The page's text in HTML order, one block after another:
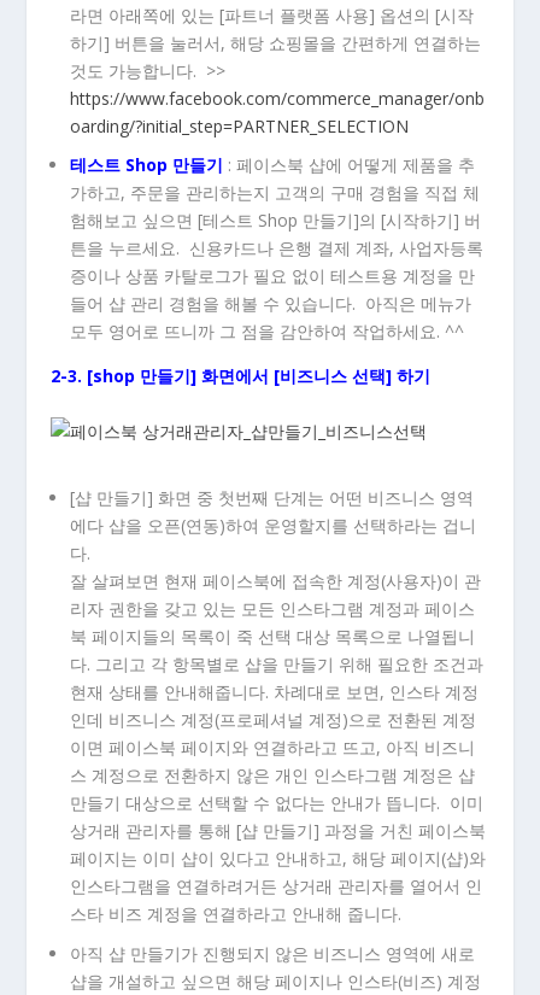
라면 아래쪽에 있는 [파트너 플랫폼 사용] 옵션의 [시작
하기] 버튼을 눌러서, 해당 쇼핑몰을 간편하게 연결하는
것도 가능합니다. >>
https://www.facebook.com/commerce_manager/onb
oarding/?initial_step=PARTNER_SELECTION
테스트 Shop 만들기 : 페이스북 샵에 어떻게 제품을 추
가하고, 주문을 관리하는지 고객의 구매 경험을 직접 체
험해보고 싶으면 [테스트 Shop 만들기]의 [시작하기] 버
튼을 누르세요. 신용카드나 은행 결제 계좌, 사업자등록
증이나 상품 카탈로그가 필요 없이 테스트용 계정을 만
들어 샵 관리 경험을 해볼 수 있습니다. 아직은 메뉴가
모두 영어로 뜨니까 그 점을 감안하여 작업하세요. ^^
2-3. [shop 만들기] 화면에서 [비즈니스 선택] 하기
[샵 만들기] 화면 중 첫번째 단계는 어떤 비즈니스 영역
에다 샵을 오픈(연동)하여 운영할지를 선택하라는 겁니
다.
잘 살펴보면 현재 페이스북에 접속한 계정(사용자)이 관
리자 권한을 갖고 있는 모든 인스타그램 계정과 페이스
북 페이지들의 목록이 죽 선택 대상 목록으로 나열됩니
다. 그리고 각 항목별로 샵을 만들기 위해 필요한 조건과
현재 상태를 안내해줍니다. 차례대로 보면, 인스타 계정
인데 비즈니스 계정(프로페셔널 계정)으로 전환된 계정
이면 페이스북 페이지와 연결하라고 뜨고, 아직 비즈니
스 계정으로 전환하지 않은 개인 인스타그램 계정은 샵
만들기 대상으로 선택할 수 없다는 안내가 뜹니다. 이미
상거래 관리자를 통해 [샵 만들기] 과정을 거친 페이스북
페이지는 이미 샵이 있다고 안내하고, 해당 페이지(샵)와
인스타그램을 연결하려거든 상거래 관리자를 열어서 인
스타 비즈 계정을 연결하라고 안내해 줍니다.
아직 샵 만들기가 진행되지 않은 비즈니스 영역에 새로
샵을 개설하고 싶으면 해당 페이지나 인스타(비즈) 계정